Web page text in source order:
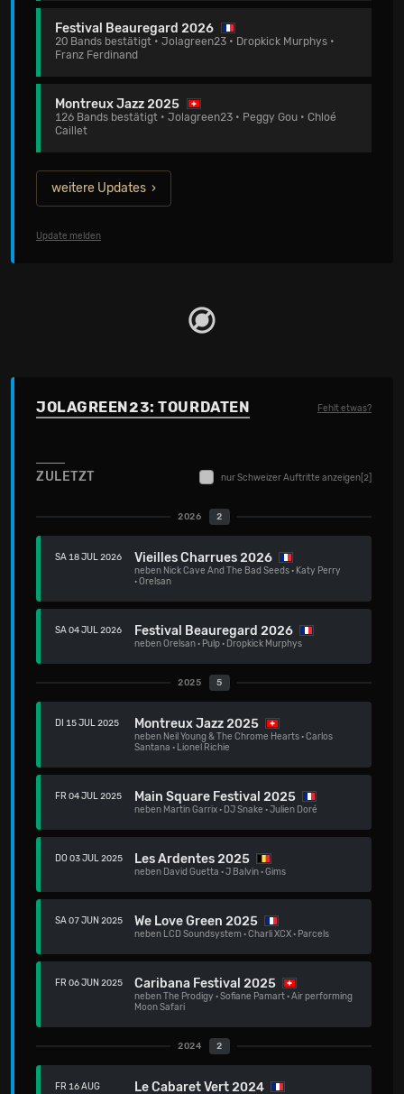
Festival Beauregard 2026
20 Bands bestätigt • Jolagreen23 • Dropkick Murphys •
Franz Ferdinand
Montreux Jazz 2025
126 Bands bestätigt • Jolagreen23 • Peggy Gou • Chloé
Caillet
weitere Updates
Update melden
JOLAGREEN23: TOURDATEN Fehlt etwas?
ZULETZT nur Schweizer Auftritte anzeigen [2]
2026 2
SA 18 JUL 2026 Vieilles Charrues 2026
neben Nick Cave And The Bad Seeds· Katy Perry
·Orelsan
SA 04 JUL 2026 Festival Beauregard 2026
nebenOrelsan· Pulp· Dropkick Murphys
2025 5
DI 15 JUL 2025 Montreux Jazz 2025
neben Neil Young & The Chrome Hearts·Carlos
Santana · Lionel Richie
FR 04 JUL 2025 Main Square Festival 2025
neben Martin Garrix· DJ Snake ·Julien Doré
DO 03 JUL 2025 Les Ardentes 2025
neben David Guetta ·J Balvin·Gims
SA 07 JUN 2025 We Love Green 2025
neben LCD Soundsystem ·Charli XCX· Parcels
FR 06 JUN 2025 Caribana Festival 2025
nebenThe Prodigy ·Sofiane Pamart·Air performing
Moon Safari
2024 2
FR 16 AUG Le Cabaret Vert 2024